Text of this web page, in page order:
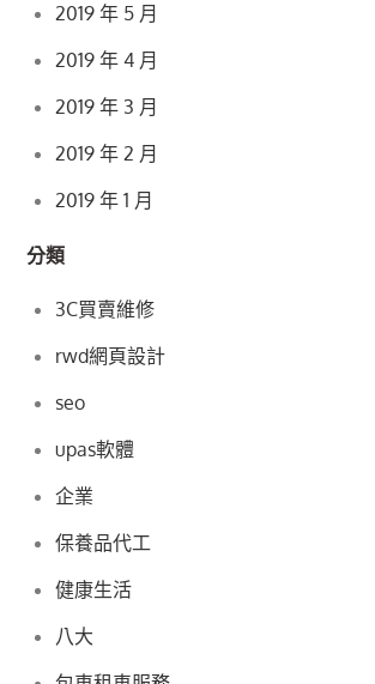
2019 年 5 月
2019 年 4 月
2019 年 3 月
2019 年 2 月
2019 年 1 月
分類
3C買賣維修
rwd網頁設計
seo
upas軟體
企業
保養品代工
健康生活
八大